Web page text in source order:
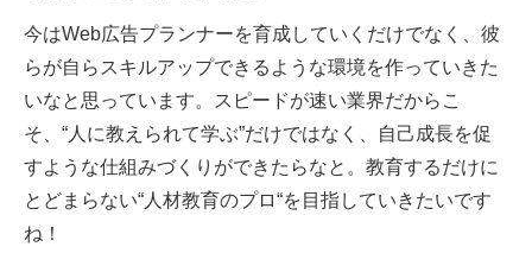
今はWeb広告プランナーを育成していくだけでなく、彼
らが自らスキルアップできるような環境を作っていきた
いなと思っています。スピードが速い業界だからこ
そ、“人に教えられて学ぶ”だけではなく、自己成長を促
すような仕組みづくりができたらなと。教育するだけに
とどまらない“人材教育のプロ“を目指していきたいです
ね！